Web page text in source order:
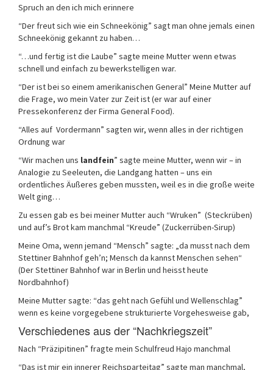
Spruch an den ich mich erinnere
“Der freut sich wie ein Schneekönig” sagt man ohne jemals einen
Schneekönig gekannt zu haben…
“…und fertig ist die Laube” sagte meine Mutter wenn etwas
schnell und einfach zu bewerkstelligen war.
“Der ist bei so einem amerikanischen General” Meine Mutter auf
die Frage, wo mein Vater zur Zeit ist (er war auf einer
Pressekonferenz der Firma General Food).
“Alles auf Vordermann” sagten wir, wenn alles in der richtigen
Ordnung war
“Wir machen uns landfein” sagte meine Mutter, wenn wir – in
Analogie zu Seeleuten, die Landgang hatten – uns ein
ordentliches Äußeres geben mussten, weil es in die große weite
Welt ging…
Zu essen gab es bei meiner Mutter auch “Wruken” (Steckrüben)
und auf’s Brot kam manchmal “Kreude” (Zuckerrüben-Sirup)
Meine Oma, wenn jemand “Mensch” sagte: „da musst nach dem
Stettiner Bahnhof geh’n; Mensch da kannst Menschen sehen“
(Der Stettiner Bahnhof war in Berlin und heisst heute
Nordbahnhof)
Meine Mutter sagte: “das geht nach Gefühl und Wellenschlag”
wenn es keine vorgegebene strukturierte Vorgehesweise gab,
Verschiedenes aus der “Nachkriegszeit”
Nach “Präzipitinen” fragte mein Schulfreud Hajo manchmal
“Das ist mir ein innerer Reichsparteitag” sagte man manchmal,